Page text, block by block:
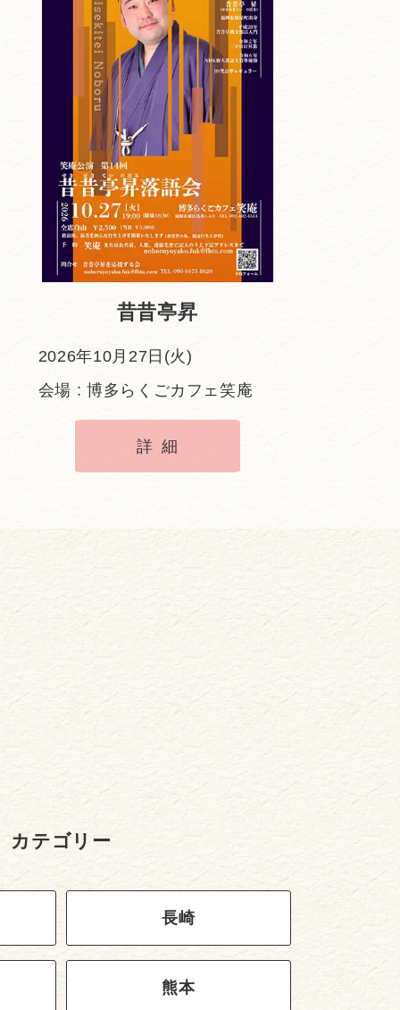
昔昔亭昇
2026年10月27日(火)
会場 : 博多らくごカフェ笑庵
詳細
カテゴリー
長崎
熊本